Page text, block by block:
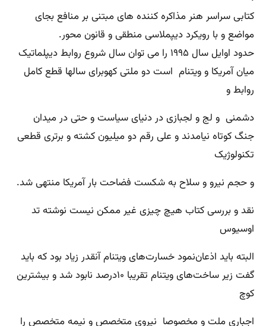
کتابی سراسر هنر مذاکره کننده های مبتنی بر منافع بجای
مواضع و با رویکرد دیپملاسی منطقی و قانون محور.
حدود اوایل سال ۱۹۹۵ را می توان سال شروع روابط دیپلماتیک
میان آمریکا و ویتنام است دو ملتی کهوبرای سالها قطع کامل
روابط و
دشمنی و لج و لجبازی در دنیای سیاست و حتی در میدان
جنگ کوتاه نیامدند و علی رقم دو میلیون کشته و برتری قطعی
تکنولوژیک
و حجم نیرو و سلاح به شکست فضاحت بار آمریکا منتهی شد.
نقد و بررسی کتاب هیچ چیزی غیر ممکن نیست نوشته تد
اوسیوس
البته باید اذعان‌نمود خسارت‌های ویتنام آنقدر زیاد بود که باید
گفت زیر ساخت‌های ویتنام تقریبا ۱۰درصد نابود شد و بیشترین
کوچ
اجباری ملت و مخصوصا نیروی متخصص و نیمه متخصص را